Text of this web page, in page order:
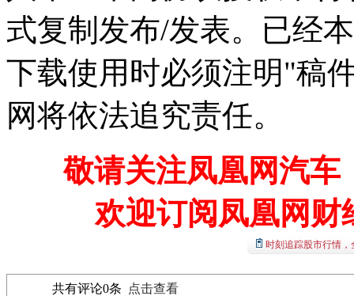
式复制发布/发表。已经
下载使用时必须注明"稿
网将依法追究责任。
敬请关注凤凰网汽车
欢迎订阅凤凰网财
时刻追踪股市行情
共有评论0条
点击查看